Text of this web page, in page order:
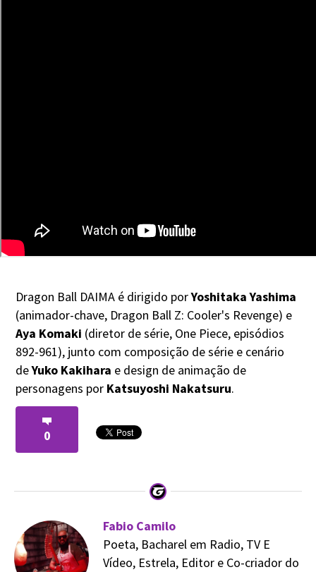
Dragon Ball DAIMA é dirigido porYoshitaka Yashima
(animador-chave, Dragon Ball Z: Cooler's Revenge) e
Aya Komaki (diretor de série, One Piece, episódios
892-961), junto com composição de série e cenário
deYuko Kakihara e design de animação de
personagens por Katsuyoshi Nakatsuru.
0
Fabio Camilo
Poeta, Bacharel em Radio, TV E
Vídeo, Estrela, Editor e Co-criador do